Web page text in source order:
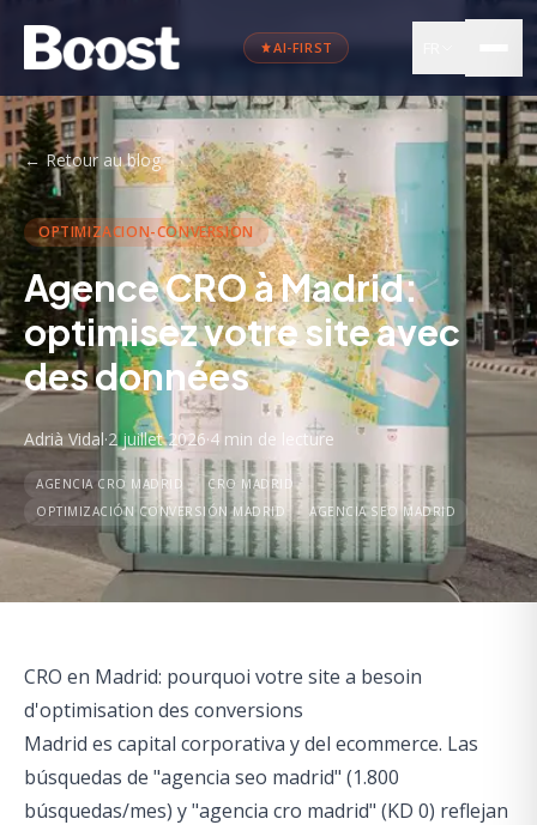
AI-FIRST
←Retour au blog
OPTIMIZACION-CONVERSION
Agence CRO à Madrid:
optimisez votre site avec
des données
Adrià Vidal·2 juillet 2026·4 min de lecture
AGENCIA CRO MADRID
CRO MADRID
OPTIMIZACIÓN CONVERSIÓN MADRID
AGENCIA SEO MADRID
CRO en Madrid: pourquoi votre site a besoin
d'optimisation des conversions
Madrid es capital corporativa y del ecommerce. Las
búsquedas de "agencia seo madrid" (1.800
búsquedas/mes) y "agencia cro madrid" (KD 0) reflejan